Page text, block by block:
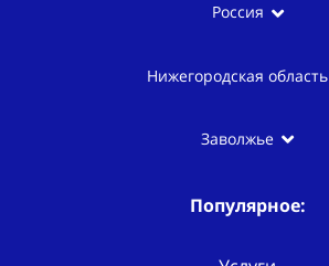
Россия
Нижегородская область
Заволжье
Популярное: